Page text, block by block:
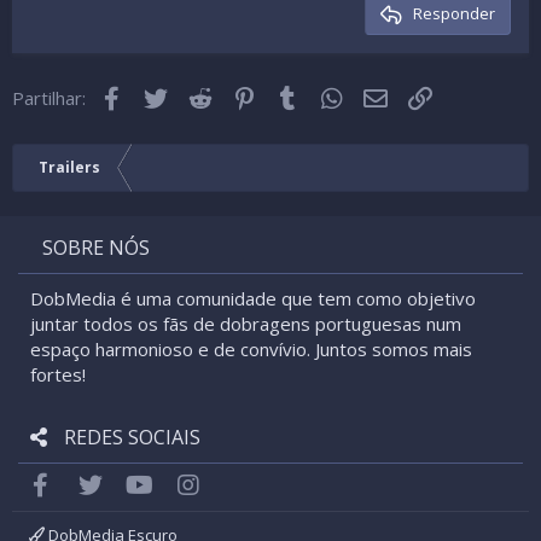
26
Trebuchet MS
Cabeçalho 3Responder
Partilhar: Facebook
Twitter Reddit Pinterest
Tumblr WhatsApp
Email
Trailers
SOBRE NÓS
DobMedia é uma comunidade que tem como objetivo
juntar todos os fãs de dobragens portuguesas num
espaço harmonioso e de convívio. Juntos somos mais
fortes!
REDES SOCIAIS
FacebookTwitter youtube
DobMedia Escuro